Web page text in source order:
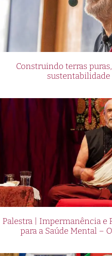
Construindo terras
Palestra | Impermanência e
para a Saúde Mental –